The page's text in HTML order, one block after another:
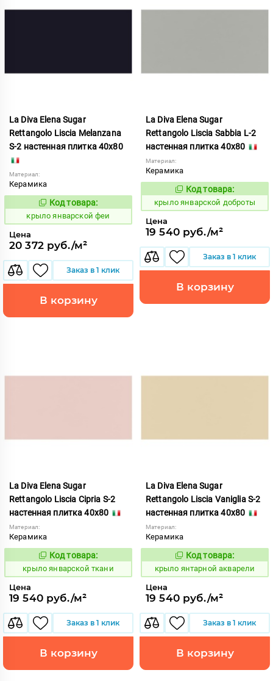
La Diva Elena Sugar
Rettangolo Liscia Melanzana
S-2 настенная плитка 40x80
Материал:
Керамика
843488
Код товара:
крыло январской феи
Цена
20 372 руб./м²
Заказ в 1 клик
В корзину
La Diva Elena Sugar
Rettangolo Liscia Sabbia L-2
настенная плитка 40x80
Материал:
Керамика
843497
Код товара:
крыло январской доброты
Цена
19 540 руб./м²
Заказ в 1 клик
В корзину
La Diva Elena Sugar
Rettangolo Liscia Cipria S-2
настенная плитка 40x80
Материал:
Керамика
843480
Код товара:
крыло январской ткани
Цена
19 540 руб./м²
Заказ в 1 клик
В корзину
La Diva Elena Sugar
Rettangolo Liscia Vaniglia S-2
настенная плитка 40x80
Материал:
Керамика
843500
Код товара:
крыло янтарной акварели
Цена
19 540 руб./м²
Заказ в 1 клик
В корзину